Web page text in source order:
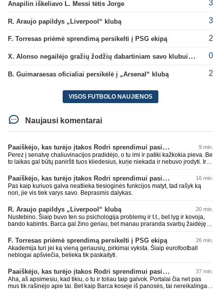
Anapilin iškeliavo L. Messi tėtis Jorge 3
R. Araujo papildys „Liverpool“ klubą 3
F. Torresas priėmė sprendimą persikelti į PSG ekipą 2
X. Alonso negailėjo gražių žodžių dabartiniam savo klubui „Chelsea“ 0
B. Guimaraesas oficialiai persikėlė į „Arsenal“ klubą 2
VISOS FUTBOLO NAUJIENOS
Naujausi komentarai
Paaiškėjo, kas turėjo įtakos Rodri sprendimui pasirinkti Barselonos pusę 9 min.
Perez į senatvę chaliuvinacijos pradidėjo, o tu imi ir patiki kažkokia pieva. Be
to laikas gal būtų paniršti tuos kliedesius, kurie niekada ir nebuvo įrodyti. Ir
esat. Kažkaip ne skaniai kvepia. RM todėl ir yra vienas nekenčiamiausių
daugumos fanų klubas, nes pastoviai verke ir verkia kažkokius kliedesius.
Remktis ne kažkokio Perezo kliedesiais, o faktais.
Paaiškėjo, kas turėjo įtakos Rodri sprendimui pasirinkti Barselonos pusę 16 min.
Pas kaip kuriuos galva neatlieka tiesioginės funkcijos matyt, tad rašyk ką
nori, jie vis tiek varys savo. Beprasmis dalykas.
R. Araujo papildys „Liverpool“ klubą 20 min.
Nustebino. Šiaip buvo ten su psichologija problemų ir t.t., bet lyg ir kovoja,
bando kabintis. Barca gal žino geriau, bet manau praranda svarbų žaidėję.
paleido, čia dabar dar vienas. Įdomiai Deco tvarkosi ir Hansi Flick formuoja
sudėtį. Rezultatai nėra tragiški, anaiptol yra teigiamų žingsnių. Bet UEFA CL
nelaimimas, praeitais metais jau Copa del Rey pralaimėtas ir pan. Jau
praeitais metais neteko gynybos vieno iš ramščių. RM kaip tik pasistiprino.
gynyboje ne kažkas.
F. Torresas priėmė sprendimą persikelti į PSG ekipą 26 min.
Akademija turi jei ką vieną geriausių, pirkimai vyksta. Šiaip eurofootball
neblogai apšviečia, belieka tik paskaityti.
Paaiškėjo, kas turėjo įtakos Rodri sprendimui pasirinkti Barselonos pusę 37 min.
Aha, aš apsimesiu, kad tikiu, o tu ir toliau taip galvok. Portalai čia net pas
mus tik rašinėjo apie tai. Bet kaip Barca koseje iš panosės, tai nereikalingas